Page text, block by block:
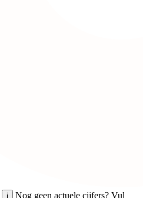
i
Nog geen actuele cijfers? Vul